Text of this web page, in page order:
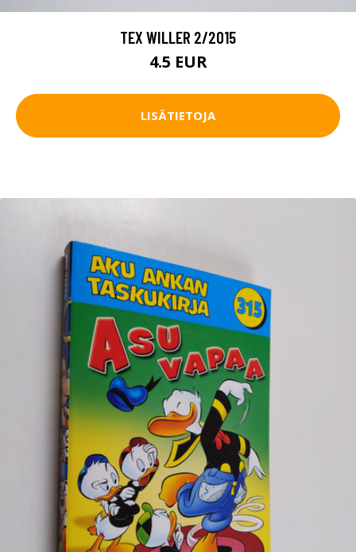
TEX WILLER 2/2015
4.5 EUR
LISÄTIETOJA